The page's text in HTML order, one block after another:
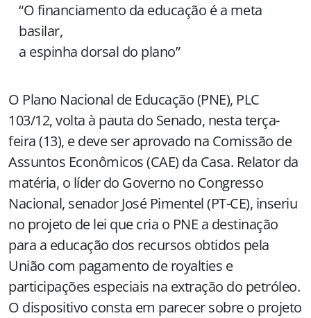
“O financiamento da educação é a meta
basilar,
a espinha dorsal do plano”
O Plano Nacional de Educação (PNE), PLC
103/12, volta à pauta do Senado, nesta terça-
feira (13), e deve ser aprovado na Comissão de
Assuntos Econômicos (CAE) da Casa. Relator da
matéria, o líder do Governo no Congresso
Nacional, senador José Pimentel (PT-CE), inseriu
no projeto de lei que cria o PNE a destinação
para a educação dos recursos obtidos pela
União com pagamento de royalties e
participações especiais na extração do petróleo.
O dispositivo consta em parecer sobre o projeto